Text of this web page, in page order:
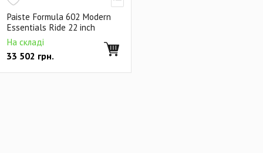
Paiste Formula 602 Modern
Essentials Ride 22 inch
На складі
33 502 грн.